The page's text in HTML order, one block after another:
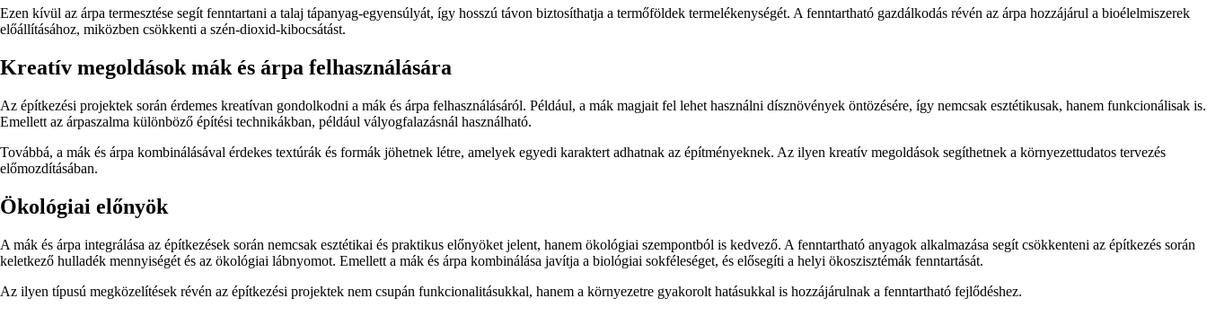
Ezen kívül az árpa termesztése segít fenntartani a talaj tápanyag-egyensúlyát, így hosszú távon biztosíthatja a termőföldek termelékenységét. A fenntartható gazdálkodás révén az árpa hozzájárul a bioélelmiszerek
előállításához, miközben csökkenti a szén-dioxid-kibocsátást.
Kreatív megoldások mák és árpa felhasználására
Az építkezési projektek során érdemes kreatívan gondolkodni a mák és árpa felhasználásáról. Például, a mák magjait fel lehet használni dísznövények öntözésére, így nemcsak esztétikusak, hanem funkcionálisak is.
Emellett az árpaszalma különböző építési technikákban, például vályogfalazásnál használható.
Továbbá, a mák és árpa kombinálásával érdekes textúrák és formák jöhetnek létre, amelyek egyedi karaktert adhatnak az építményeknek. Az ilyen kreatív megoldások segíthetnek a környezettudatos tervezés
előmozdításában.
Ökológiai előnyök
A mák és árpa integrálása az építkezések során nemcsak esztétikai és praktikus előnyöket jelent, hanem ökológiai szempontból is kedvező. A fenntartható anyagok alkalmazása segít csökkenteni az építkezés során
keletkező hulladék mennyiségét és az ökológiai lábnyomot. Emellett a mák és árpa kombinálása javítja a biológiai sokféleséget, és elősegíti a helyi ökoszisztémák fenntartását.
Az ilyen típusú megközelítések révén az építkezési projektek nem csupán funkcionalitásukkal, hanem a környezetre gyakorolt hatásukkal is hozzájárulnak a fenntartható fejlődéshez.